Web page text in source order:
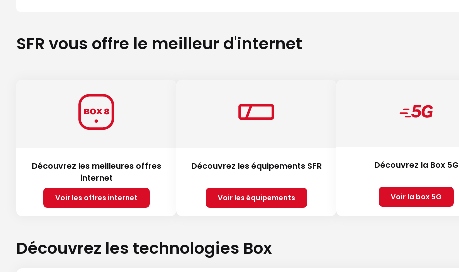
SFR vous offre le meilleur d'internet
Découvrez les meilleures offres
internet
Voir les offres internet
Découvrez les équipements SFR
Voir les équipements
Découvrez la Box 5G
Voir la box 5G
Découvrez les technologies Box